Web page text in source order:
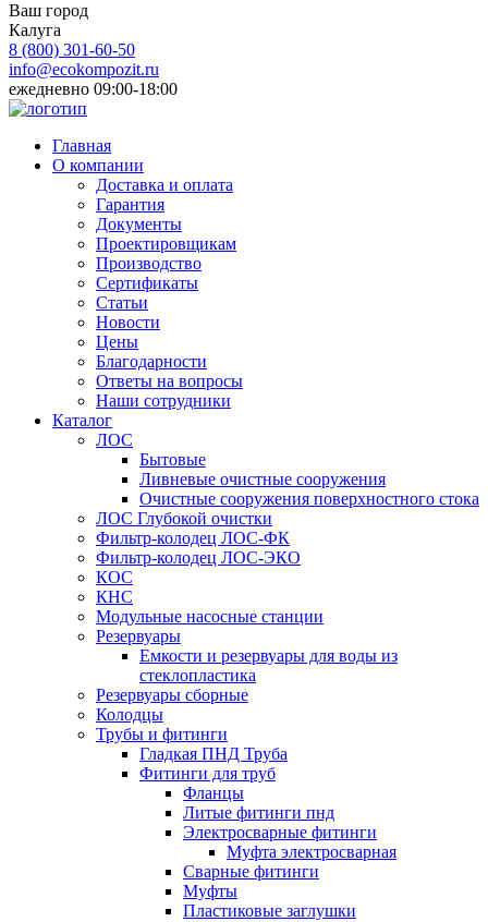
Ваш город
Калуга
8 (800) 301-60-50
info@ecokompozit.ru
ежедневно 09:00-18:00
Главная
О компании
Доставка и оплата
Гарантия
Документы
Проектировщикам
Производство
Сертификаты
Статьи
Новости
Цены
Благодарности
Ответы на вопросы
Наши сотрудники
Каталог
ЛОС
Бытовые
Ливневые очистные сооружения
Очистные сооружения поверхностного стока
ЛОС Глубокой очистки
Фильтр-колодец ЛОС-ФК
Фильтр-колодец ЛОС-ЭКО
КОС
КНС
Модульные насосные станции
Резервуары
Емкости и резервуары для воды из
стеклопластика
Резервуары сборные
Колодцы
Трубы и фитинги
Гладкая ПНД Труба
Фитинги для труб
Фланцы
Литые фитинги пнд
Электросварные фитинги
Муфта электросварная
Сварные фитинги
Муфты
Пластиковые заглушки